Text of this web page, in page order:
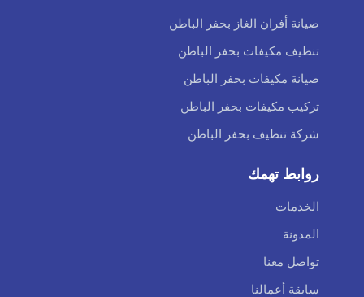
صيانة أفران الغاز بحفر الباطن
تنظيف مكيفات بحفر الباطن
صيانة مكيفات بحفر الباطن
تركيب مكيفات بحفر الباطن
شركة تنظيف بحفر الباطن
روابط تهمك
الخدمات
المدونة
تواصل معنا
سابقة أعمالنا